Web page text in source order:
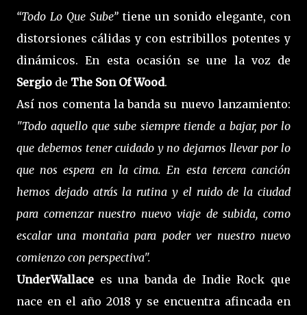
“Todo Lo Que Sube”tiene un sonido elegante, con
distorsiones cálidas y con estribillos potentes y
dinámicos. En esta ocasión se une la voz de
Sergio de The Son Of Wood.
Así nos comenta la banda su nuevo lanzamiento:
"Todo aquello que sube siempre tiende a bajar, por lo
que debemos tener cuidado y no dejarnos llevar por lo
que nos espera en la cima. En esta tercera canción
hemos dejado atrás la rutina y el ruido de la ciudad
para comenzar nuestro nuevo viaje de subida, como
escalar una montaña para poder ver nuestro nuevo
comienzo con perspectiva".
UnderWallace es una banda de Indie Rock que
nace en el año 2018 y se encuentra afincada en